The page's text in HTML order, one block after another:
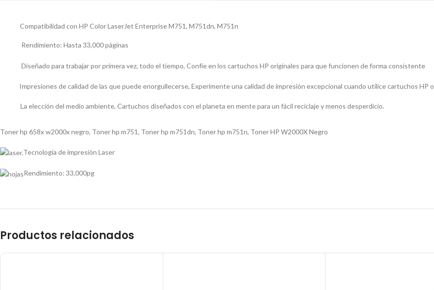
Compatibilidad con HP Color LaserJet Enterprise M751, M751dn, M751n
Rendimiento: Hasta 33,000 páginas
Diseñado para trabajar por primera vez, todo el tiempo, Confíe en los cartuchos HP originales para que funcionen de forma consistente
Impresiones de calidad de las que puede enorgullecerse, Experimente una calidad de impresión excepcional cuando utilice cartuchos HP
La elección del medio ambiente, Cartuchos diseñados con el planeta en mente para un fácil reciclaje y menos desperdicio.
Toner hp 658x w2000x negro, Toner hp m751, Toner hp m751dn, Toner hp m751n, Toner HP W2000X Negro
Tecnología de impresión Laser
Rendimiento: 33,000pg
Productos relacionados